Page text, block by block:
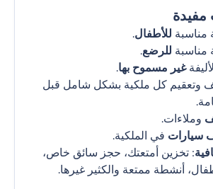
مفيدة
مناسبة للأطفال.
مناسبة للرضع.
غير مسموح بها.
وتعقيم كل ملكية بشكل شامل قبل
وملاءات.
سيارات في الملكية.
: تخزين أمتعتك، حجز سائق خاص،
أنشطة ممتعة والكثير غيرها.